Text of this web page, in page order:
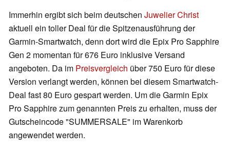
Immerhin ergibt sich beim deutschen Juwelier Christ
aktuell ein toller Deal für die Spitzenausführung der
Garmin-Smartwatch, denn dort wird die Epix Pro Sapphire
Gen 2 momentan für 676 Euro inklusive Versand
angeboten. Da im Preisvergleich über 750 Euro für diese
Version verlangt werden, können bei diesem Smartwatch-
Deal fast 80 Euro gespart werden. Um die Garmin Epix
Pro Sapphire zum genannten Preis zu erhalten, muss der
Gutscheincode "SUMMERSALE" im Warenkorb
angewendet werden.